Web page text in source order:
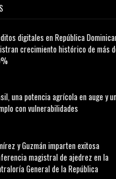
digitales en República
crecimiento histórico de más
una potencia agrícola en auge y un
con vulnerabilidades
y Guzmán imparten exitosa
magistral de ajedrez en la
General de la República